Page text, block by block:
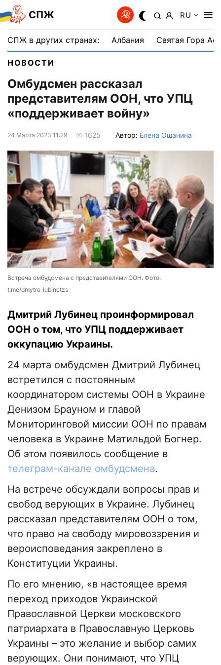
СПЖ RU
СПЖ в других странах: Албания Святая Гора
НОВОСТИ
Омбудсмен рассказал
представителям ООН, что УПЦ
«поддерживает войну»
24 Марта 2023 11:29 1625 Автор: Елена Ошанина
Встреча омбудсмена с представителями ООН. Фото:
t.me/dmytro_lubinetzs
Дмитрий Лубинец проинформировал
ООН о том, что УПЦ поддерживает
оккупацию Украины.
24 марта омбудсмен Дмитрий Лубинец
встретился с постоянным
координатором системы ООН в Украине
Денизом Брауном и главой
Мониторинговой миссии ООН по правам
человека в Украине Матильдой Богнер.
Об этом появилось сообщение в
телеграм-канале омбудсмена.
На встрече обсуждали вопросы прав и
свобод верующих в Украине. Лубинец
рассказал представителям ООН о том,
что право на свободу мировоззрения и
вероисповедания закреплено в
Конституции Украины.
По его мнению, «в настоящее время
переход приходов Украинской
Православной Церкви московского
патриархата в Православную Церковь
Украины – это желание и выбор самих
верующих. Они понимают, что УПЦ